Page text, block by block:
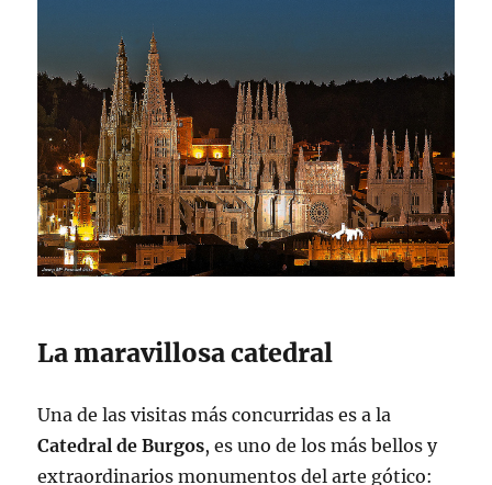
La maravillosa catedral
Una de las visitas más concurridas es a la
Catedral de Burgos, es uno de los más bellos y
extraordinarios monumentos del arte gótico: